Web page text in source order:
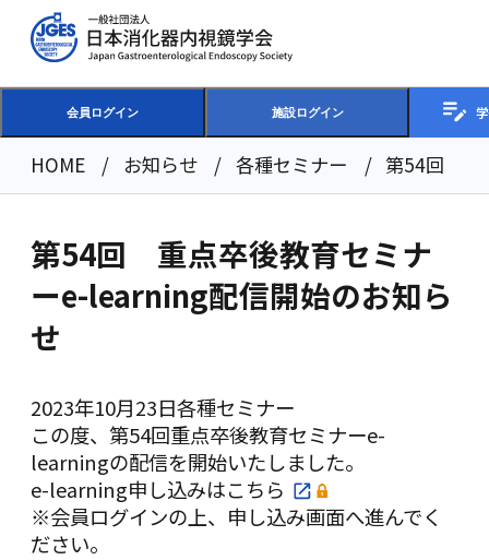
会員ログイン 施設ログイン
HOME お知らせ 各種セミナー 第54回 重
2023年10月23日各種セミナー
第54回 重点卒後教育セミナ
ーe-learning配信開始のお知ら
せ
この度、第54回重点卒後教育セミナーe-
learningの配信を開始いたしました。
e-learning申し込みはこちら
※会員ログインの上、申し込み画面へ進んでく
ださい。